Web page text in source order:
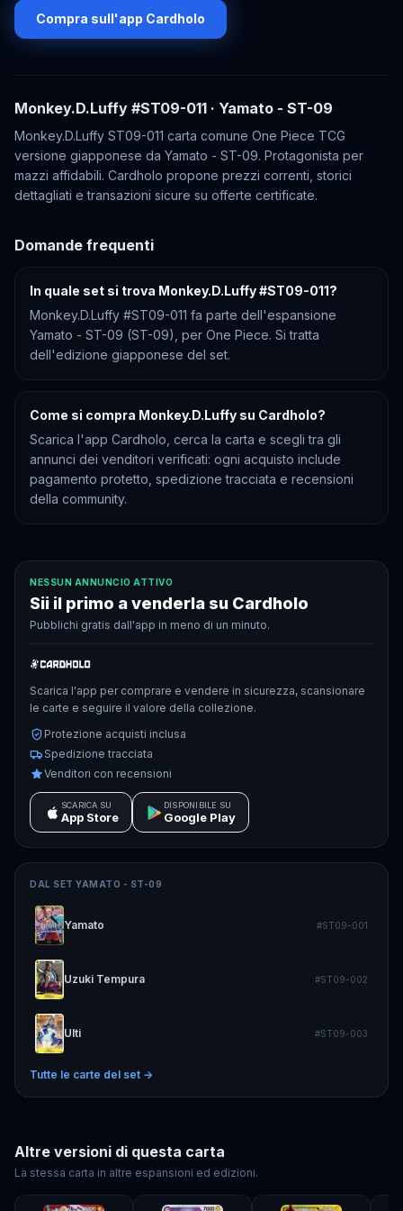
Compra sull'app Cardholo
Monkey.D.Luffy #ST09-011 · Yamato - ST-09
Monkey.D.Luffy ST09-011 carta comune One Piece TCG
versione giapponese da Yamato - ST-09. Protagonista per
mazzi affidabili. Cardholo propone prezzi correnti, storici
dettagliati e transazioni sicure su offerte certificate.
Domande frequenti
In quale set si trova Monkey.D.Luffy #ST09-011?
Monkey.D.Luffy #ST09-011 fa parte dell'espansione
Yamato - ST-09 (ST-09), per One Piece. Si tratta
dell'edizione giapponese del set.
Come si compra Monkey.D.Luffy su Cardholo?
Scarica l'app Cardholo, cerca la carta e scegli tra gli
annunci dei venditori verificati: ogni acquisto include
pagamento protetto, spedizione tracciata e recensioni
della community.
NESSUN ANNUNCIO ATTIVO
Sii il primo a venderla su Cardholo
Pubblichi gratis dall'app in meno di un minuto.
Scarica l'app per comprare e vendere in sicurezza, scansionare
le carte e seguire il valore della collezione.
Protezione acquisti inclusa
Spedizione tracciata
Venditori con recensioni
SCARICA SU
App Store
DISPONIBILE SU
Google Play
DAL SET YAMATO - ST-09
Yamato #ST09-001
Uzuki Tempura #ST09-002
Ulti #ST09-003
Tutte le carte del set →
Altre versioni di questa carta
La stessa carta in altre espansioni ed edizioni.